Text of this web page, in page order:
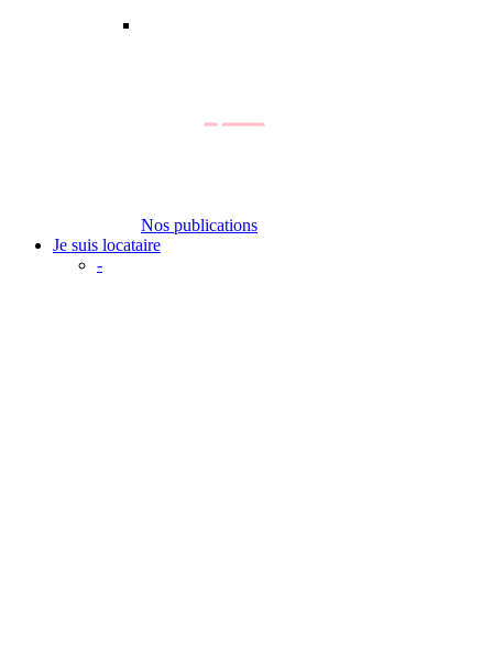
Nos publications
Je suis locataire
-